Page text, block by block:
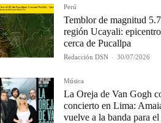
Perú
Temblor de magnitud
región Ucayali:
cerca de Pucallpa
Redacción DSN - 30/07/2026
Música
La Oreja de Van Gogh
concierto en Lima:
vuelve a la banda para